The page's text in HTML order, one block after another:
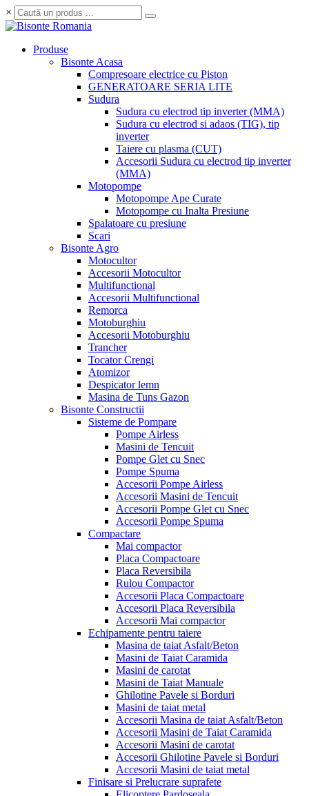
×
Produse
Bisonte Acasa
Compresoare electrice cu Piston
GENERATOARE SERIA LITE
Sudura
Sudura cu electrod tip inverter (MMA)
Sudura cu electrod si adaos (TIG), tip
inverter
Taiere cu plasma (CUT)
Accesorii Sudura cu electrod tip inverter
(MMA)
Motopompe
Motopompe Ape Curate
Motopompe cu Inalta Presiune
Spalatoare cu presiune
Scari
Bisonte Agro
Motocultor
Accesorii Motocultor
Multifunctional
Accesorii Multifunctional
Remorca
Motoburghiu
Accesorii Motoburghiu
Trancher
Tocator Crengi
Atomizor
Despicator lemn
Masina de Tuns Gazon
Bisonte Constructii
Sisteme de Pompare
Pompe Airless
Masini de Tencuit
Pompe Glet cu Snec
Pompe Spuma
Accesorii Pompe Airless
Accesorii Masini de Tencuit
Accesorii Pompe Glet cu Snec
Accesorii Pompe Spuma
Compactare
Mai compactor
Placa Compactoare
Placa Reversibila
Rulou Compactor
Accesorii Placa Compactoare
Accesorii Placa Reversibila
Accesorii Mai compactor
Echipamente pentru taiere
Masina de taiat Asfalt/Beton
Masini de Taiat Caramida
Masini de carotat
Masini de Taiat Manuale
Ghilotine Pavele si Borduri
Masini de taiat metal
Accesorii Masina de taiat Asfalt/Beton
Accesorii Masini de Taiat Caramida
Accesorii Masini de carotat
Accesorii Ghilotine Pavele si Borduri
Accesorii Masini de taiat metal
Finisare si Prelucrare suprafete